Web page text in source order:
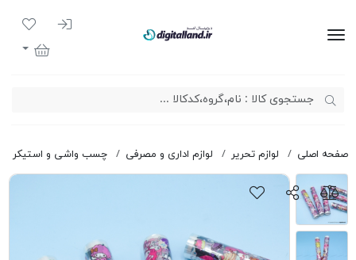
ورود به
لیست
سبد خرید
صفحه اصلی لوازم تحریر لوازم اداری و مصرفی چسب واشی و استیکر